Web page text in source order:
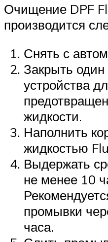
Очищение DPF
производится
Снять с
Закрыть один
устройства
жидкости.
Наполнить
жидкостью
Выдержать
не менее 10
промывки
часа.